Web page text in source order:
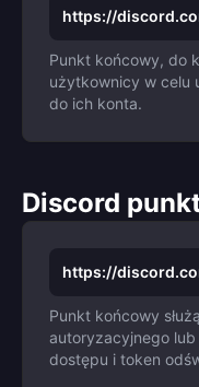
https://
Punkt końcowy, do
użytkownicy w celu
do ich konta.
Discord
https://
Punkt końcowy
autoryzacyjnego
dostępu i token